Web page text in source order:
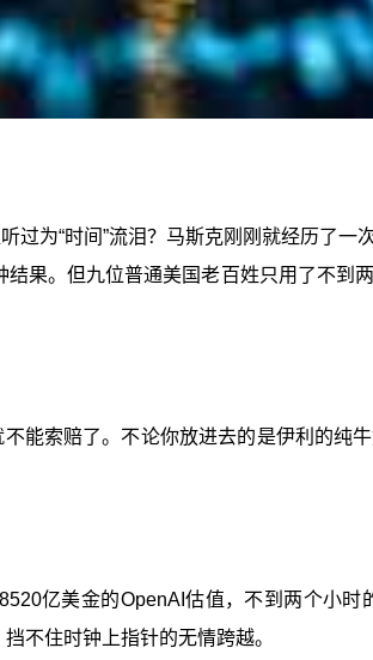
为“时间”流泪？马斯克刚刚就经历了一
果。但九位普通美国老百姓只用了不到
能索赔了。不论你放进去的是伊利的纯
亿美金的OpenAI估值，不到两个小
不住时钟上指针的无情跨越。